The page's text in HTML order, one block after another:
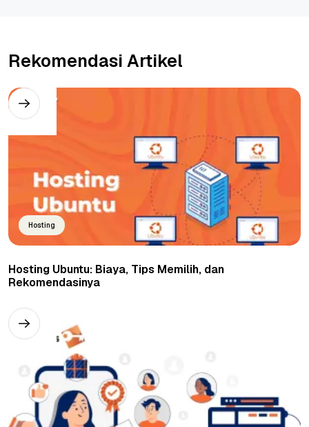
Rekomendasi Artikel
Hosting
Hosting Ubuntu: Biaya, Tips Memilih, dan
Rekomendasinya